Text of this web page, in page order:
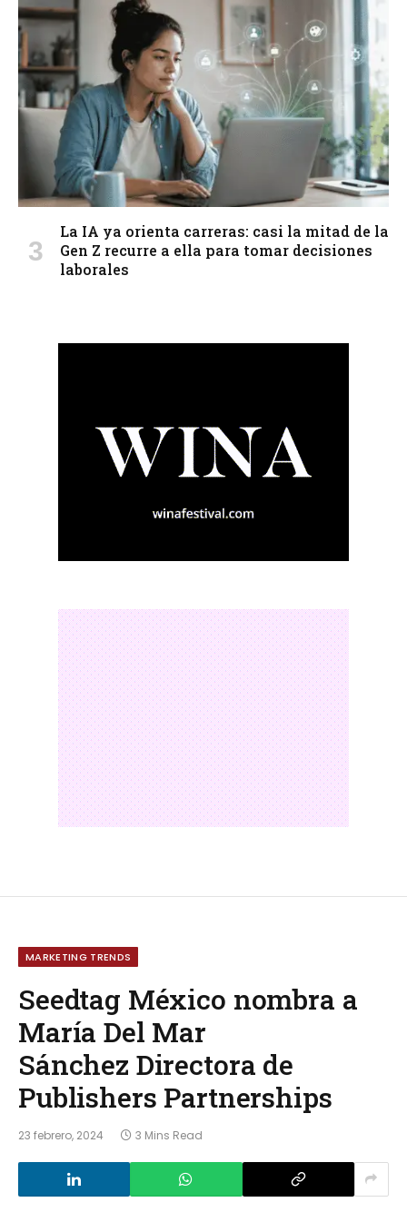
La IA ya orienta carreras: casi la mitad de la
Gen Z recurre a ella para tomar decisiones
laborales
MARKETING TRENDS
Seedtag México nombra a
María Del Mar
Sánchez Directora de
Publishers Partnerships
23 febrero, 2024 3 Mins Read